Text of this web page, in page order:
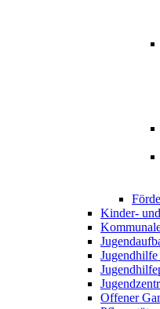
Kinder-
Offener